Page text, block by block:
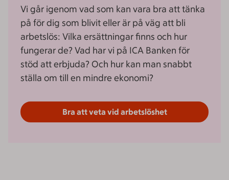
Vi går igenom vad som kan vara bra att tänka
på för dig som blivit eller är på väg att bli
arbetslös: Vilka ersättningar finns och hur
fungerar de? Vad har vi på ICA Banken för
stöd att erbjuda? Och hur kan man snabbt
ställa om till en mindre ekonomi?
Bra att veta vid arbetslöshet